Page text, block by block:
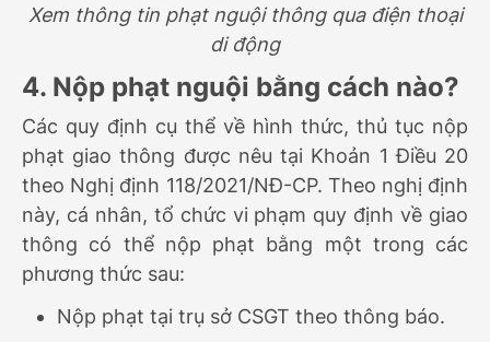
Xem thông tin phạt nguội thông qua điện thoại
di động
4. Nộp phạt nguội bằng cách nào?
Các quy định cụ thể về hình thức, thủ tục nộp
phạt giao thông được nêu tại Khoản 1 Điều 20
theo Nghị định 118/2021/NĐ-CP. Theo nghị định
này, cá nhân, tổ chức vi phạm quy định về giao
thông có thể nộp phạt bằng một trong các
phương thức sau:
Nộp phạt tại trụ sở CSGT theo thông báo.